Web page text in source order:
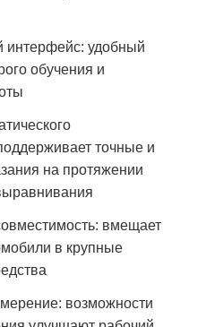
удобный
обучения и
точные и
на протяжении
вмещает
в крупные
возможности